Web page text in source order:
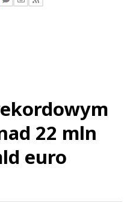
komentarze
22 mln
euro